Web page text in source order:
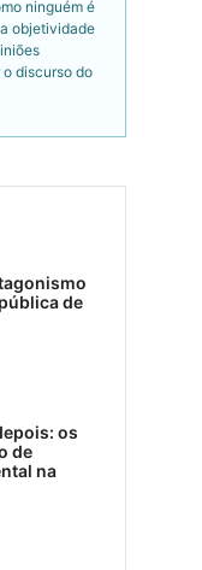
ninguém é
objetividade
discurso do
de
os
de
na